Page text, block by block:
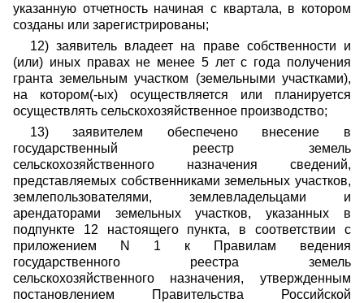
указанную отчетность начиная с квартала, в котором
созданы или зарегистрированы;
12) заявитель владеет на праве собственности и
(или) иных правах не менее 5 лет с года получения
гранта земельным участком (земельными участками),
на котором(-ых) осуществляется или планируется
осуществлять сельскохозяйственное производство;
13) заявителем обеспечено внесение в
государственный реестр земель
сельскохозяйственного назначения сведений,
представляемых собственниками земельных участков,
землепользователями, землевладельцами и
арендаторами земельных участков, указанных в
подпункте 12 настоящего пункта, в соответствии с
приложением N 1 к Правилам ведения
государственного реестра земель
сельскохозяйственного назначения, утвержденным
постановлением Правительства Российской